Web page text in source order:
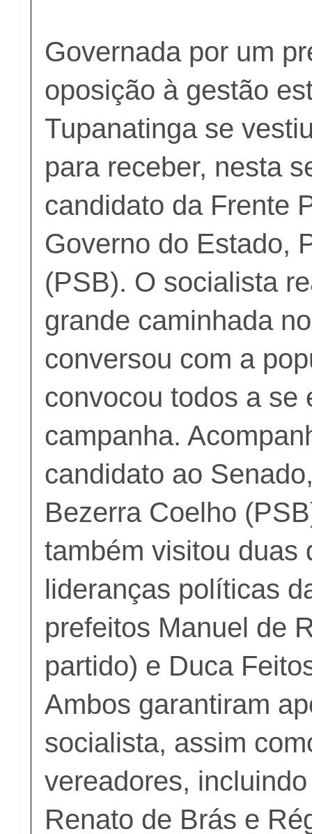
Governada por um
oposição à gestão
Tupanatinga se
para receber, nesta
candidato da Frente
Governo do Estado,
(PSB). O socialista
grande caminhada
conversou com a
convocou todos a se
campanha.
candidato ao
Bezerra Coelho
também visitou duas
lideranças políticas
prefeitos Manuel de
partido) e Duca
Ambos garantiram
socialista, assim
vereadores,
Renato de Brás e